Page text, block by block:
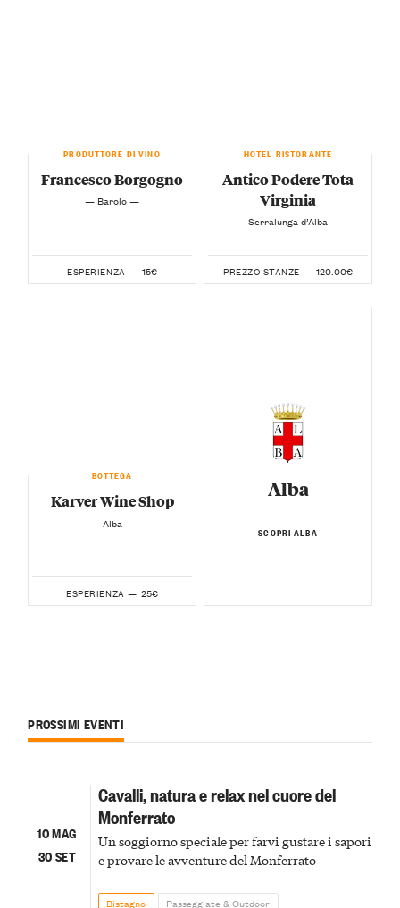
PRODUTTORE DI VINO
Francesco Borgogno
— Barolo —
ESPERIENZA — 15€
HOTEL RISTORANTE
Antico Podere Tota
Virginia
— Serralunga d’Alba —
PREZZO STANZE — 120.00€
BOTTEGA
Karver Wine Shop
— Alba —
ESPERIENZA — 25€
Alba
SCOPRI ALBA
PROSSIMI EVENTI
10 MAG
30 SET
Cavalli, natura e relax nel cuore del
Monferrato
Un soggiorno speciale per farvi gustare i sapori
e provare le avventure del Monferrato
Bistagno Passeggiate & Outdoor